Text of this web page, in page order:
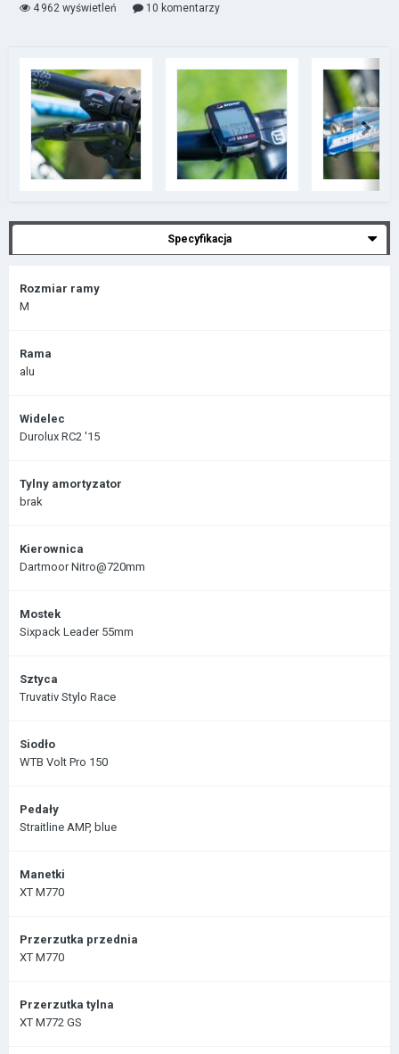
4 962 wyświetleń 10 komentarzy
Specyfikacja
Rozmiar ramy
M
Rama
alu
Widelec
Durolux RC2 '15
Tylny amortyzator
brak
Kierownica
Dartmoor Nitro@720mm
Mostek
Sixpack Leader 55mm
Sztyca
Truvativ Stylo Race
Siodło
WTB Volt Pro 150
Pedały
Straitline AMP, blue
Manetki
XT M770
Przerzutka przednia
XT M770
Przerzutka tylna
XT M772 GS